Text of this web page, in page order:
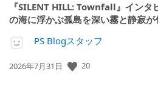
『SILENT HILL: Townfall』インタ
の海に浮かぶ孤島を深い霧と静寂
PS Blogスタッフ
公
2026年7月31日 20